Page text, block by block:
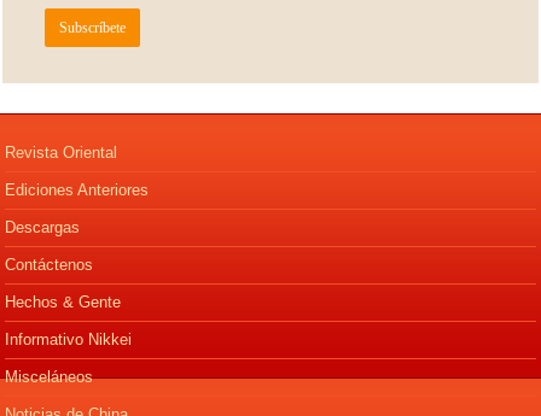
Revista Oriental
Ediciones Anteriores
Descargas
Contáctenos
Hechos & Gente
Informativo Nikkei
Misceláneos